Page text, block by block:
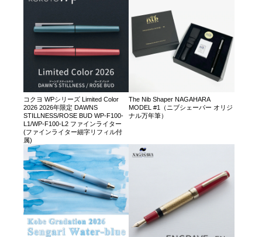
コクヨ WPシリーズ Limited Color
2026 2026年限定 DAWNS
STILLNESS/ROSE BUD WP-F100-
L1/WP-F100-L2 ファインライター
(ファインライター細字リフィル付
属)
The Nib Shaper NAGAHARA
MODEL #1（ニブシェーパー オリジ
ナル万年筆）